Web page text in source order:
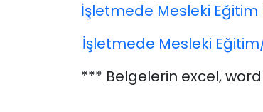
İşletmede Mesleki
İşletmede Mesleki
*** Belgelerin excel,